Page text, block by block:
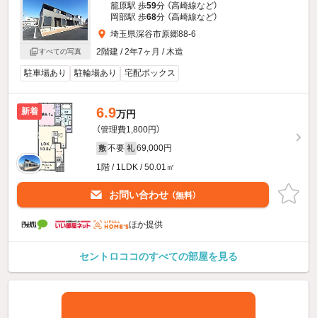
すべての写真
籠原駅 歩59分 （高崎線など）
岡部駅 歩68分 （高崎線など）
埼玉県深谷市原郷88-6
2階建 / 2年7ヶ月 / 木造
駐車場あり 駐輪場あり 宅配ボックス
新着 6.9万円
（管理費1,800円）
敷 不要 礼 69,000円
1階 / 1LDK / 50.01㎡
お問い合わせ （無料）
ほか提供
セントロココのすべての部屋を見る